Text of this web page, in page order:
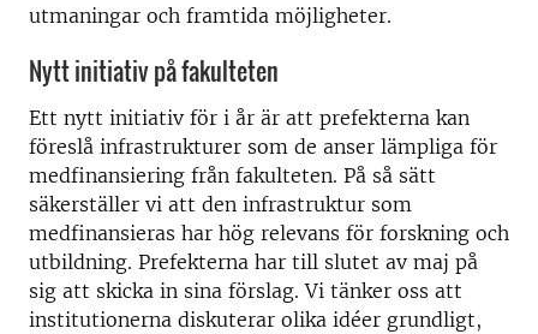
utmaningar och framtida möjligheter.
Nytt initiativ på fakulteten
Ett nytt initiativ för i år är att prefekterna kan
föreslå infrastrukturer som de anser lämpliga för
medfinansiering från fakulteten. På så sätt
säkerställer vi att den infrastruktur som
medfinansieras har hög relevans för forskning och
utbildning. Prefekterna har till slutet av maj på
sig att skicka in sina förslag. Vi tänker oss att
institutionerna diskuterar olika idéer grundligt,